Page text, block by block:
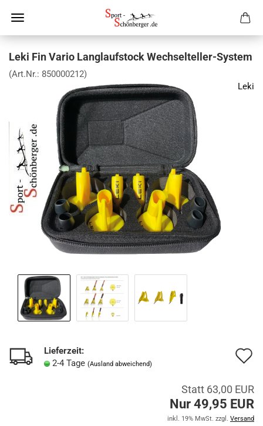
Leki Fin Vario Langlaufstock Wechselteller-System
(Art.Nr.: 850000212)
Leki
Lieferzeit:
2-4 Tage (Ausland abweichend)
Statt 63,00 EUR
Nur 49,95 EUR
inkl. 19% MwSt. zzgl. Versand